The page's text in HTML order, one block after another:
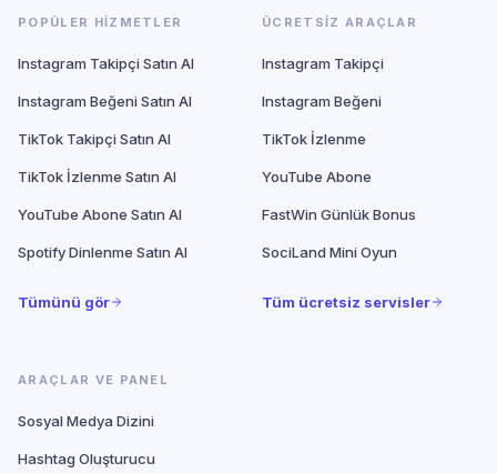
POPÜLER HIZMETLER
Instagram Takipçi Satın Al
Instagram Beğeni Satın Al
TikTok Takipçi Satın Al
TikTok İzlenme Satın Al
YouTube Abone Satın Al
Spotify Dinlenme Satın Al
Tümünü gör
ÜCRETSIZ ARAÇLAR
Instagram Takipçi
Instagram Beğeni
TikTok İzlenme
YouTube Abone
FastWin Günlük Bonus
SociLand Mini Oyun
Tüm ücretsiz servisler
ARAÇLAR VE PANEL
Sosyal Medya Dizini
Hashtag Oluşturucu